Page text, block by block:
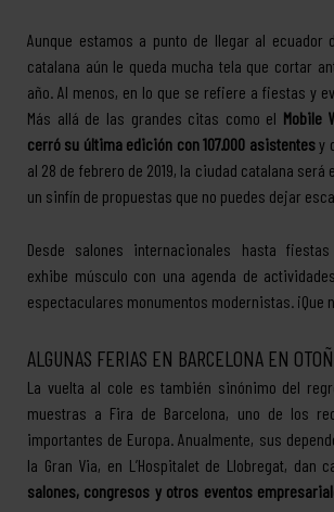
Aunque estamos a punto de llegar al ecuador
catalana aún le queda mucha tela que cortar
año. Al menos, en lo que se refiere a fiestas y
Más allá de las grandes citas como el Mobile
cerró su última edición con 107.000 asistentesy
al 28 de febrero de 2019, la ciudad catalana será
un sinfín de propuestas que no puedes dejar
Desde salones internacionales hasta
exhibe músculo con una agenda de
espectaculares monumentos modernistas. ¡Que
ALGUNAS FERIAS EN BARCELONA EN
La vuelta al cole es también sinónimo del
muestras a Fira de Barcelona, uno de los
importantes de Europa. Anualmente, sus
la Gran Via, en L’Hospitalet de Llobregat, dan
salones, congresos y otros eventos